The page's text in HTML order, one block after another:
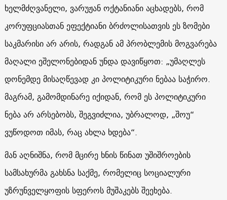
ხელმძღვანელი, ვარუჟან ოქტანიანი აცხადებს, რომ
კორუფციასთან ეფექტიანი ბრძოლისათვის ეს ზომები
საკმარისი არ არის, რადგანამ პრობლემის მოგვარება
მაღალი ეშელონებიდან უნდა დავიწყოთ: „უმაღლეს
დონემდე მისაღწევად კი პოლიტიკური ნებაა საჭირო.
მაგრამ, გამომდინარე იქიდან, რომ ეს პოლიტიკური
ნება არ არსებობს, შეგვიძლია, უბრალოდ, „შოუ“
ვუწოდოთ იმას, რაც ახლა ხდება“.
მან აღნიშნა, რომ მცირე ხნის წინათ უშიშროების
სამსახურმა გახსნა საქმე, რომელიც სოციალური
უზრუნველყოფის სფეროს მუშაკებს შეეხება.